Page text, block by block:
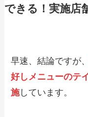
【
【
全メ
法やク
できる！実施店
早速、結論ですが、
好しメニューのテ
施しています。